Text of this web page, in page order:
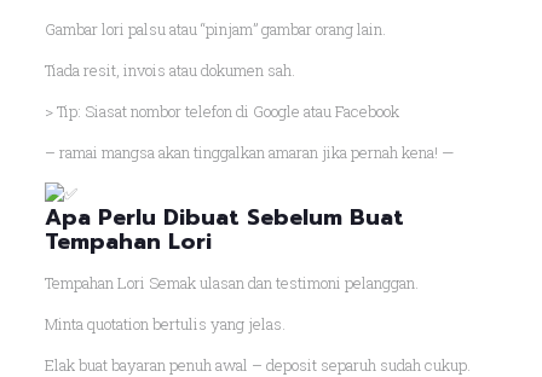
Gambar lori palsu atau “pinjam” gambar orang lain.
Tiada resit, invois atau dokumen sah.
> Tip: Siasat nombor telefon di Google atau Facebook
– ramai mangsa akan tinggalkan amaran jika pernah kena! —
Apa Perlu Dibuat Sebelum Buat
Tempahan Lori
Tempahan Lori Semak ulasan dan testimoni pelanggan.
Minta quotation bertulis yang jelas.
Elak buat bayaran penuh awal – deposit separuh sudah cukup.